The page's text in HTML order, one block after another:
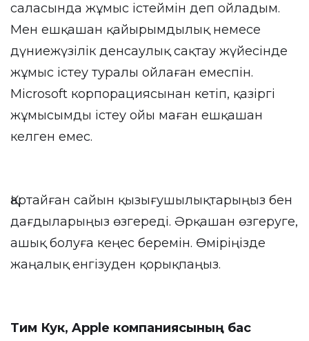
саласында жұмыс істеймін деп ойладым.
Мен ешқашан қайырымдылық немесе
дүниежүзілік денсаулық сақтау жүйесінде
жұмыс істеу туралы ойлаған емеспін.
Microsoft корпорациясынан кетіп, қазіргі
жұмысымды істеу ойы маған ешқашан
келген емес.
Қартайған сайын қызығушылықтарыңыз бен
дағдыларыңыз өзгереді. Әрқашан өзгеруге,
ашық болуға кеңес беремін. Өміріңізде
жаңалық енгізуден қорықпаңыз.
Тим Кук, Apple компаниясының бас